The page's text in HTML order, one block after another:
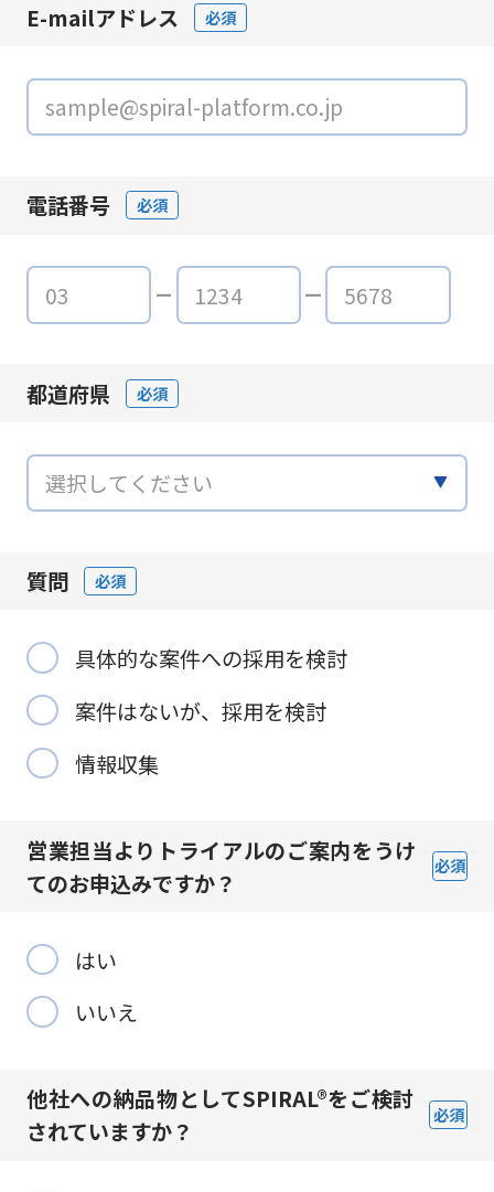
E-mailアドレス 必須
電話番号 必須
都道府県 必須
質問 必須
具体的な案件への採用を検討
案件はないが、採用を検討
情報収集
営業担当よりトライアルのご案内をうけ
てのお申込みですか？
必須
はい
いいえ
他社への納品物としてSPIRAL®をご検討
されていますか？
必須